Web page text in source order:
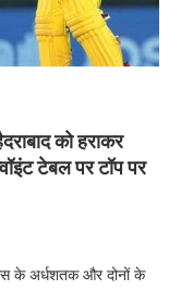
को हराकर
टेबल पर टॉप पर
के अर्धशतक और दोनों के